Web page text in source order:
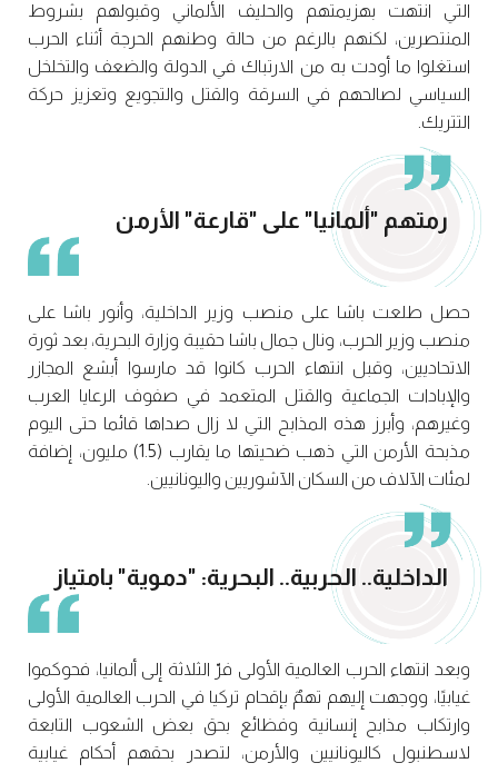
التي انتهت بهزيمتهم والحليف الألماني وقبولهم بشروط
المنتصرين، لكنهم بالرغم من حالة وطنهم الحرجة أثناء الحرب
استغلوا ما أودت به من الارتباك في الدولة والضعف والتخلخل
السياسي لصالحهم في السرقة والقتل والتجويع وتعزيز حركة
التتريك.
رمتهم "ألمانيا" على "قارعة" الأرمن
الداخلية.. الحربية.. البحرية: "دموية" بامتياز
حصل طلعت باشا على منصب وزير الداخلية، وأنور باشا على
منصب وزير الحرب، ونال جمال باشا حقيبة وزارة البحرية، بعد ثورة
الاتحاديين، وقبل انتهاء الحرب كانوا قد مارسوا أبشع المجازر
والإبادات الجماعية والقتل المتعمد في صفوف الرعايا العرب
وغيرهم، وأبرز هذه المذابح التي لا زال صداها قائما حتى اليوم
مذبحة الأرمن التي ذهب ضحيتها ما يقارب (1.5) مليون، إضافة
لمئات الآلاف من السكان الآشوريين واليونانيين.
وبعد انتهاء الحرب العالمية الأولى فرّ الثلاثة إلى ألمانيا، فحوكموا
غيابيًا، ووجهت إليهم تهمٌ بإقحام تركيا في الحرب العالمية الأولى
وارتكاب مذابح إنسانية وفظائع بحق بعض الشعوب التابعة
لاسطنبول كاليونانيين والأرمن، لتصدر بحقهم أحكام غيابية